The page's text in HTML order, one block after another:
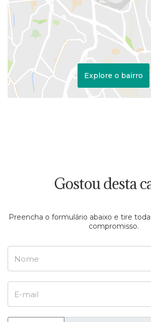
Explore o bairro
Gostou desta
Preencha o formulário abaixo e tire
compromisso.